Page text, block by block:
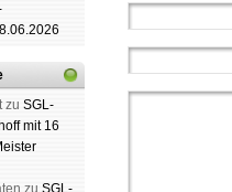
zu SGL-
mit 16
zu SGL-